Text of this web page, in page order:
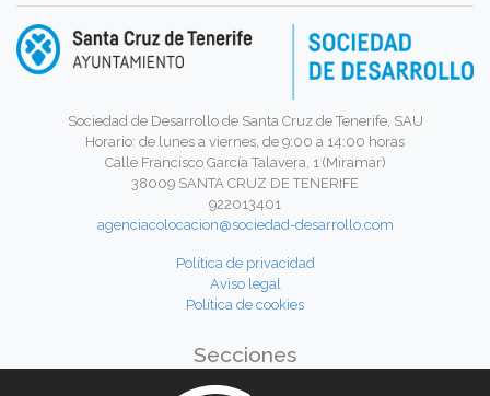
Sociedad de Desarrollo de Santa Cruz de Tenerife, SAU
Horario: de lunes a viernes, de 9:00 a 14:00 horas
Calle Francisco García Talavera, 1 (Miramar)
38009 SANTA CRUZ DE TENERIFE
922013401
agenciacolocacion@sociedad-desarrollo.com
Política de privacidad
Aviso legal
Política de cookies
Secciones